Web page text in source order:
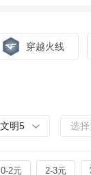
穿越火线
文明5 选
0-2元 2-3元